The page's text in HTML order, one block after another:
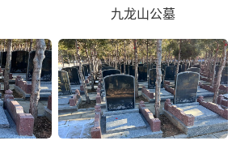
九龙山公墓